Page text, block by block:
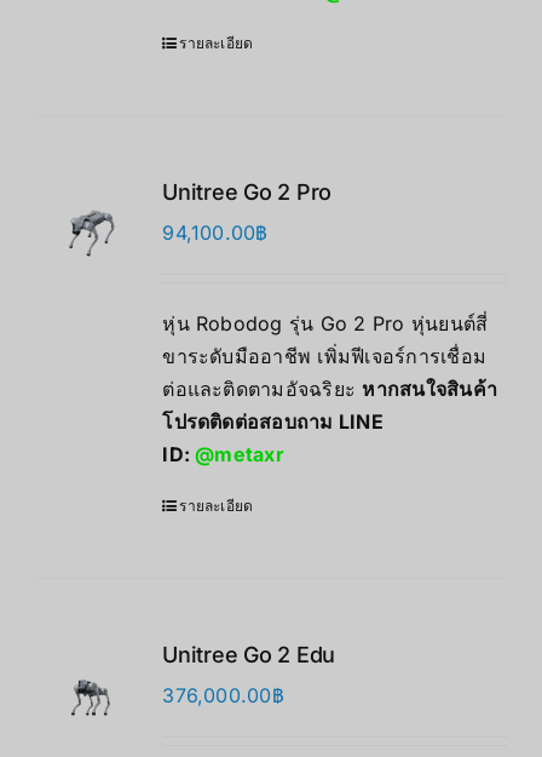
รายละเอียด
Unitree Go 2 Pro
94,100.00฿
หุ่น Robodog รุ่น Go 2 Pro หุ่นยนต์สี่
ขาระดับมืออาชีพ เพิ่มฟีเจอร์การเชื่อม
ต่อและติดตามอัจฉริยะ หากสนใจสินค้า
โปรดติดต่อสอบถาม LINE
ID:@metaxr
รายละเอียด
Unitree Go 2 Edu
376,000.00฿